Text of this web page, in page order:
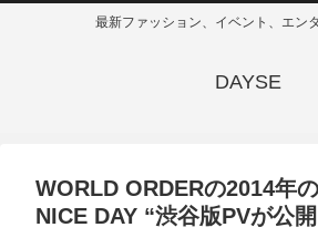
最新ファッション、イベント、エン
DAYSE
WORLD ORDERの2014年
NICE DAY “渋谷版PVが公開